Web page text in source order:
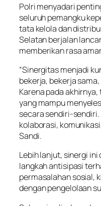
Polri menyadari
seluruh pemangku
tata kelola dan
Selatan berjalan
memberikan rasa
“Sinergitas menjadi
bekerja, bekerja
Karena pada
yang mampu
secara sendiri-
kolaborasi,
Sandi.
Lebih lanjut, sinergi
langkah antisipasi
permasalahan sosial,
dengan pengelolaan